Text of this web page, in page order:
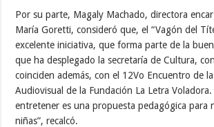
Por su parte, Magaly Machado, directora
María Goretti, consideró que, el “Vagón del
excelente iniciativa, que forma parte de la
que ha desplegado la secretaría de Cultura,
coinciden además, con el 12Vo Encuentro de
Audiovisual de la Fundación La Letra Voladora.
entretener es una propuesta pedagógica para
niñas”, recalcó.